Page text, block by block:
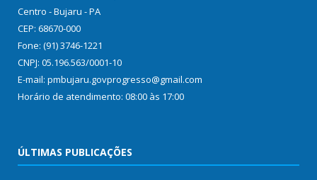
Centro - Bujaru - PA
CEP: 68670-000
Fone: (91) 3746-1221
CNPJ: 05.196.563/0001-10
E-mail: pmbujaru.govprogresso@gmail.com
Horário de atendimento: 08:00 às 17:00
ÚLTIMAS PUBLICAÇÕES